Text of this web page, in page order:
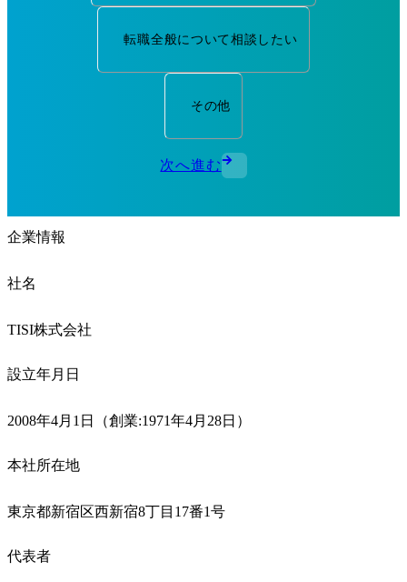
転職全般について相談したい
その他
次へ進む
企業情報
社名
TISI株式会社
設立年月日
2008年4月1日（創業:1971年4月28日）
本社所在地
東京都新宿区西新宿8丁目17番1号
代表者